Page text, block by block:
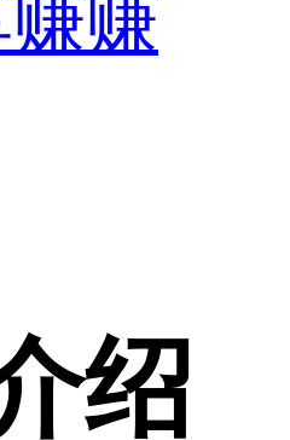
赚
绍